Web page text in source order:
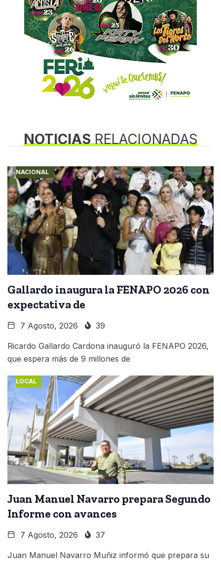
NOTICIASRELACIONADAS
NACIONAL
Gallardo inaugura la FENAPO 2026 con
expectativa de
7 Agosto, 2026 39
Ricardo Gallardo Cardona inauguró la FENAPO 2026,
que espera más de 9 millones de
LOCAL
Juan Manuel Navarro prepara Segundo
Informe con avances
7 Agosto, 2026 37
Juan Manuel Navarro Muñiz informó que prepara su